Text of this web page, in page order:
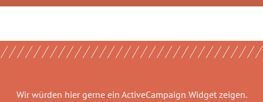
Wir würden hier gerne ein ActiveCampaign Widgetzeigen.